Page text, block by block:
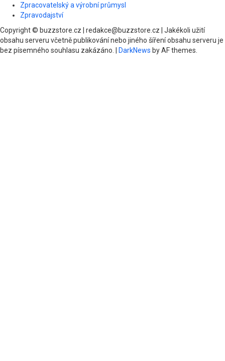
Zpracovatelský a výrobní průmysl
Zpravodajství
Copyright © buzzstore.cz | redakce@buzzstore.cz | Jakékoli užití
obsahu serveru včetně publikování nebo jiného šíření obsahu serveru je
bez písemného souhlasu zakázáno.
DarkNews by AF themes.